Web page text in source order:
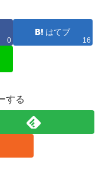
0
はてブ
16
する